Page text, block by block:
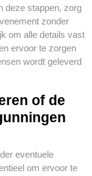
deze stappen, zorg
zonder
om alle details vast
ervoor te zorgen
wordt geleverd
of de
eventuele
om ervoor te